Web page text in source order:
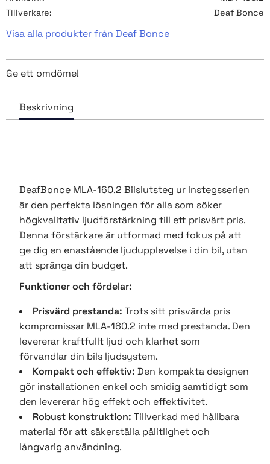
Tillverkare
Deaf Bonce
Visa alla produkter från Deaf Bonce
Ge ett omdöme!
DeafBonce MLA-160.2 Bilslutsteg ur Instegsserien
är den perfekta lösningen för alla som söker
högkvalitativ ljudförstärkning till ett prisvärt pris.
Denna förstärkare är utformad med fokus på att
ge dig en enastående ljudupplevelse i din bil, utan
att spränga din budget.
Funktioner och fördelar:
Prisvärd prestanda: Trots sitt prisvärda pris
kompromissar MLA-160.2 inte med prestanda. Den
levererar kraftfullt ljud och klarhet som
förvandlar din bils ljudsystem.
Kompakt och effektiv: Den kompakta designen
gör installationen enkel och smidig samtidigt som
den levererar hög effekt och effektivitet.
Robust konstruktion: Tillverkad med hållbara
material för att säkerställa pålitlighet och
långvarig användning.